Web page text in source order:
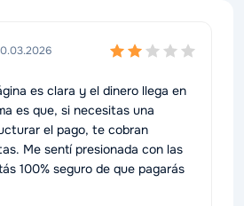
es clara y el dinero llega en
es que, si necesitas una
el pago, te cobran
Me sentí presionada con las
100% seguro de que pagarás